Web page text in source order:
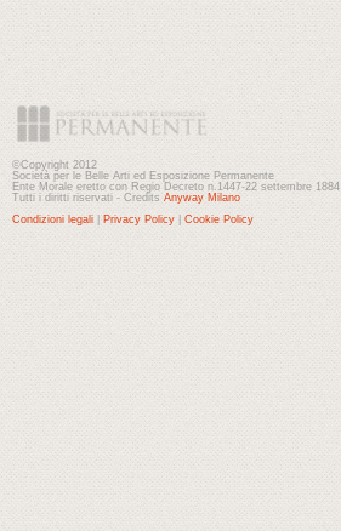
©Copyright 2012
Società per le Belle Arti ed Esposizione Permanente
Ente Morale eretto con Regio Decreto n.1447-22 settembre 1884
Tutti i diritti riservati - Credits Anyway Milano
Condizioni legali
Privacy Policy Cookie Policy